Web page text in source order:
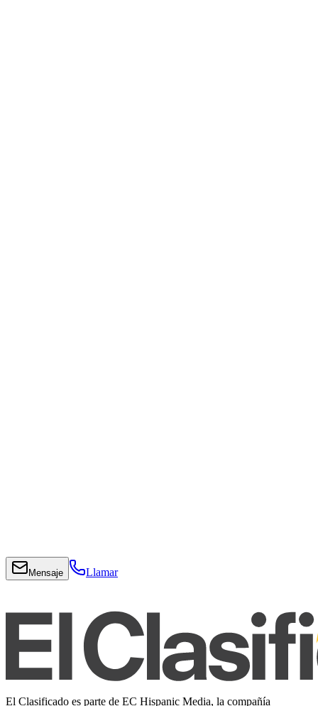
Mensaje Llamar
El Clasificado es parte de EC Hispanic Media, la compañía